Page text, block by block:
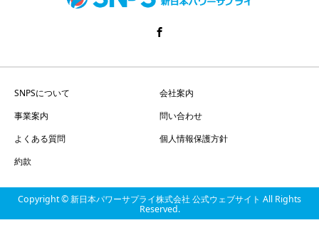
SNPSについて
会社案内
事業案内
問い合わせ
よくある質問
個人情報保護方針
約款
Copyright © 新日本パワーサプライ株式会社 公式ウェブサイト All Rights
Reserved.
電話